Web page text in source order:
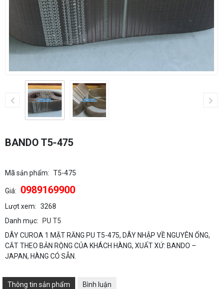
BANDO T5-475
Mã sản phẩm: T5-475
Giá: 0989169900
Lượt xem: 3268
Danh mục:
PU T5
DÂY CUROA 1 MẶT RĂNG PU T5-475, DÂY NHẬP VỀ NGUYÊN ỐNG,
CẮT THEO BẢN RỘNG CỦA KHÁCH HÀNG, XUẤT XỨ: BANDO –
JAPAN, HÀNG CÓ SẴN.
Thông tin sản phẩm
Bình luận